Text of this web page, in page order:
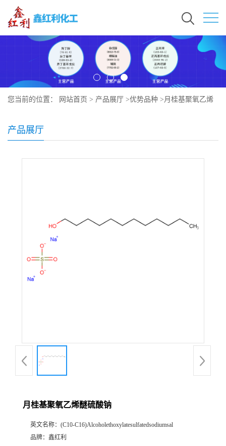
您当前的位置： 网站首页 > 产品展厅 >优势品种 >月桂基聚氧乙烯
产品展厅
月桂基聚氧乙烯醚硫酸钠
英文名称： (C10-C16)Alcoholethoxylatesulfatedsodiumsal
品牌： 鑫红利